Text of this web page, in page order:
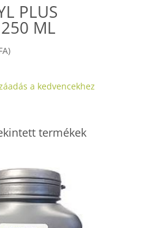
PLUS
ML
a kedvencekhez
termékek